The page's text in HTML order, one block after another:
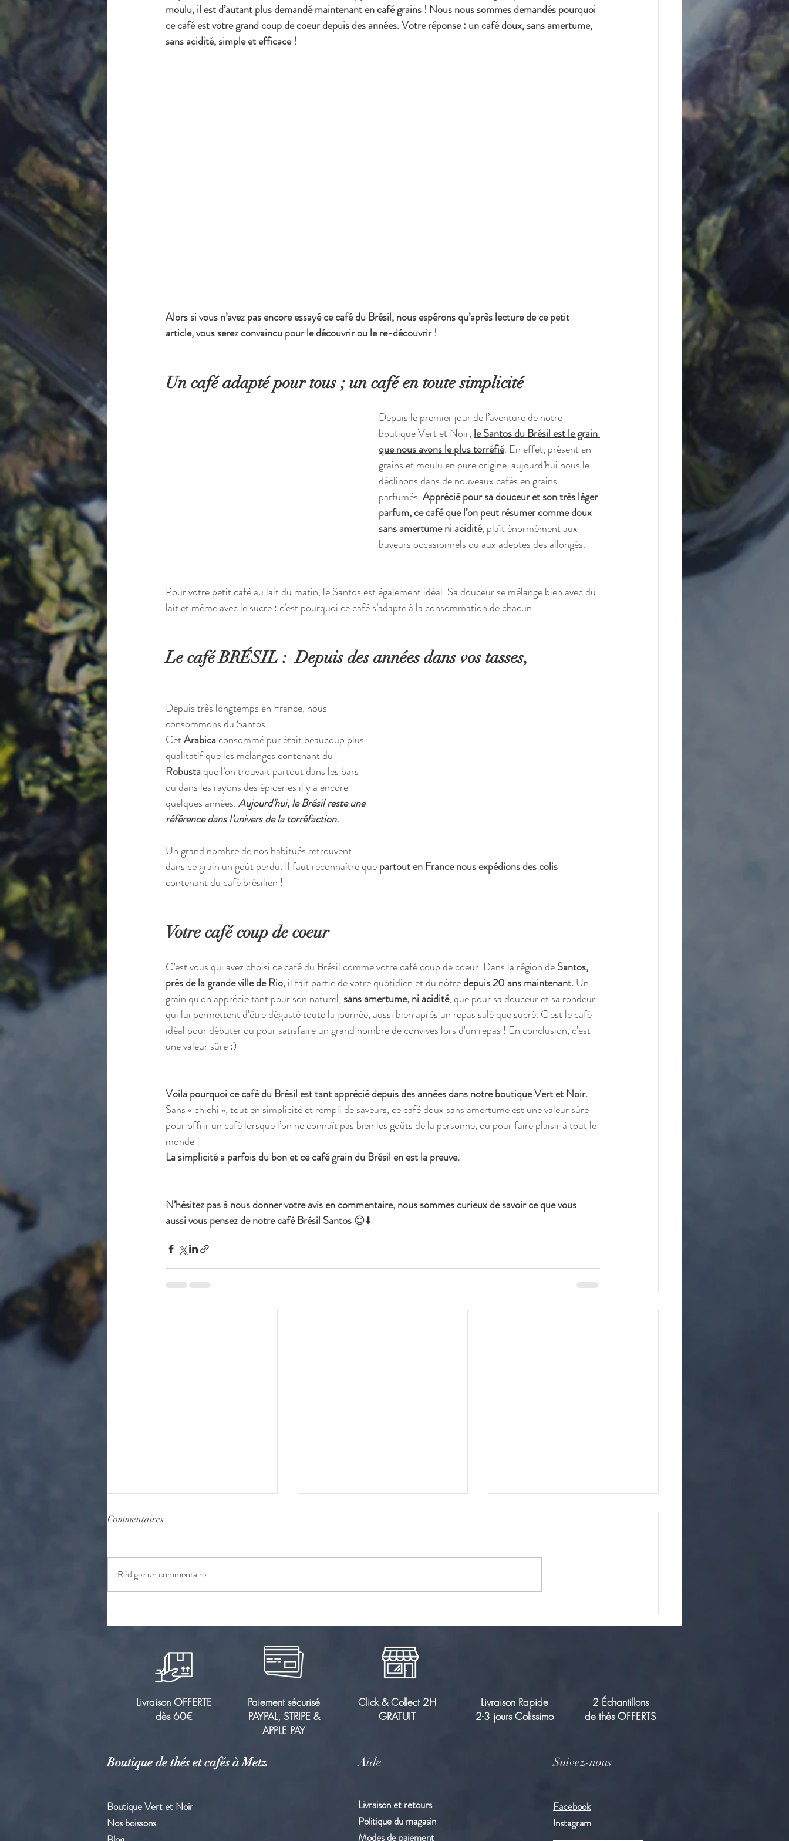
moulu, il est d’autant plus demandé maintenant en café grains ! Nous nous sommes demandés pourquoi
ce café est votre grand coup de coeur depuis des années. Votre réponse : un café doux, sans amertume,
sans acidité, simple et efficace !
Alors si vous n’avez pas encore essayé ce café du Brésil, nous espérons qu’après lecture de ce petit
article, vous serez convaincu pour le découvrir ou le re-découvrir !
Un café adapté pour tous ; un café en toute simplicité
Depuis le premier jour de l’aventure de notre
boutique Vert et Noir, le Santos du Brésil est le grain
que nous avons le plus torréfié. En effet, présent en
grains et moulu en pure origine, aujourd’hui nous le
déclinons dans de nouveaux cafés en grains
parfumés. Apprécié pour sa douceur et son très léger
parfum, ce café que l’on peut résumer comme doux
sans amertume ni acidité, plaît énormément aux
buveurs occasionnels ou aux adeptes des allongés.
Pour votre petit café au lait du matin, le Santos est également idéal. Sa douceur se mélange bien avec du
lait et même avec le sucre : c’est pourquoi ce café s’adapte à la consommation de chacun.
Le café BRÉSIL :  Depuis des années dans vos tasses,
Depuis très longtemps en France, nous
consommons du Santos.
Cet Arabica consommé pur était beaucoup plus
qualitatif que les mélanges contenant du
Robusta que l’on trouvait partout dans les bars
ou dans les rayons des épiceries il y a encore
quelques années. Aujourd’hui, le Brésil reste une
référence dans l’univers de la torréfaction.
Un grand nombre de nos habitués retrouvent
dans ce grain un goût perdu. Il faut reconnaître que partout en France nous expédions des colis
contenant du café brésilien !
Votre café coup de coeur
C’est vous qui avez choisi ce café du Brésil comme votre café coup de coeur. Dans la région de Santos,
près de la grande ville de Rio, il fait partie de votre quotidien et du nôtre depuis 20 ans maintenant. Un
grain qu'on apprécie tant pour son naturel, sans amertume, ni acidité, que pour sa douceur et sa rondeur
qui lui permettent d'être dégusté toute la journée, aussi bien après un repas salé que sucré. C'est le café
idéal pour débuter ou pour satisfaire un grand nombre de convives lors d'un repas ! En conclusion, c'est
une valeur sûre :)
Voila pourquoi ce café du Brésil est tant apprécié depuis des années dans notre boutique Vert et Noir.
Sans « chichi », tout en simplicité et rempli de saveurs, ce café doux sans amertume est une valeur sûre
pour offrir un café lorsque l’on ne connaît pas bien les goûts de la personne, ou pour faire plaisir à tout le
monde !
La simplicité a parfois du bon et ce café grain du Brésil en est la preuve.
N’hésitez pas à nous donner votre avis en commentaire, nous sommes curieux de savoir ce que vous
aussi vous pensez de notre café Brésil Santos 😊⬇️
Commentaires
Rédigez un commentaire...
Livraison OFFERTE
dès 60€
Paiementsécurisé
PAYPAL, STRIPE &
APPLE PAY
Boutique de thés et cafés à Metz
Boutique Vert et Noir
Nos boissons
Click & Collect 2H
GRATUIT
Livraison Rapide
2-3 jours Colissimo
2 Échantillons
de thés OFFERTS
Aide
Livraison et retours
Politique du magasin
Modes de paiement
Suivez-nous
Facebook
Instagram